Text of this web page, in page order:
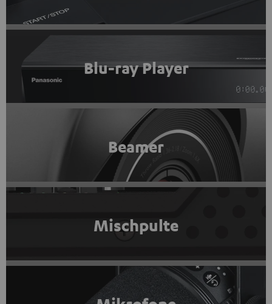
Blu-ray Player
Beamer
Mischpulte